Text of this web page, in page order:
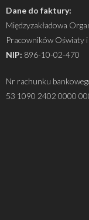
Dane do faktury:
Międzyzakładowa
Pracowników Oświaty
NIP: 896-10-02-470
Nr rachunku
53 1090 2402 0000